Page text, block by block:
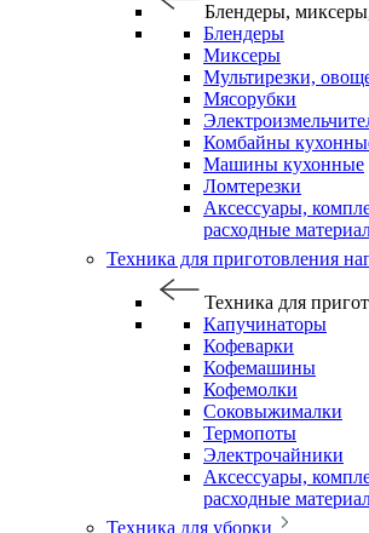
Блендеры,
Блендеры
Миксеры
Мультирезки,
Мясорубки
Комбайны
Машины кухонные
Ломтерезки
Аксессуары,
расходные
Техника для приготовления
Техника для
Капучинаторы
Кофеварки
Кофемашины
Кофемолки
Соковыжималки
Термопоты
Электрочайники
Аксессуары,
расходные
Техника для уборки